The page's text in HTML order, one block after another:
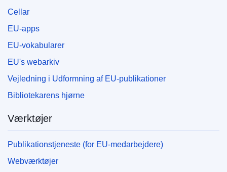
Cellar
EU-apps
EU-vokabularer
EU's webarkiv
Vejledning i Udformning af EU-publikationer
Bibliotekarens hjørne
Værktøjer
Publikationstjeneste (for EU-medarbejdere)
Webværktøjer